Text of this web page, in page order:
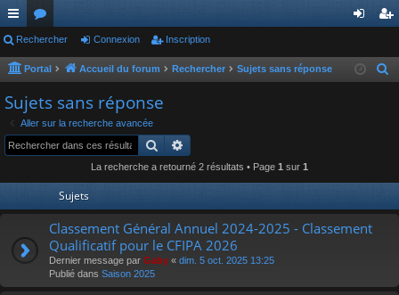
ac
co
ur
ci
s
or
u
s
ne cri
Rechercher Connexion Inscription
Portal Accueil du forum Rechercher Sujets sans réponse
c
Sujets sans réponse
Aller sur la recherche avancée
Rechercher
La recherche a retourné 2 résultats • Page 1 sur 1
Sujets
Classement Général Annuel 2024-2025 - Classement
Qualificatif pour le CFIPA 2026
Dernier message par Gaby « dim. 5 oct. 2025 13:25
Publié dans Saison 2025